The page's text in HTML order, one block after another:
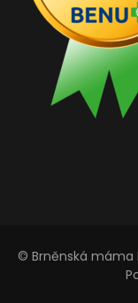
© Brněnská máma